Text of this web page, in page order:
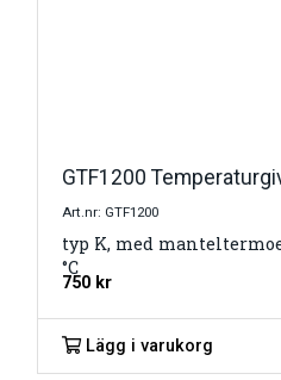
GTF1200
Art.nr: GTF1200
typ K, med
°C
750 kr
Lägg i varukorg